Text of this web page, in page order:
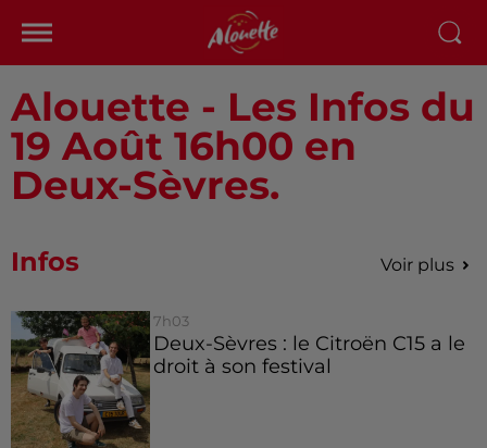
Alouette - Les Infos du
19 Août 16h00 en
Deux-Sèvres.
Infos Voir plus
7h03
Deux-Sèvres : le Citroën C15 a le
droit à son festival